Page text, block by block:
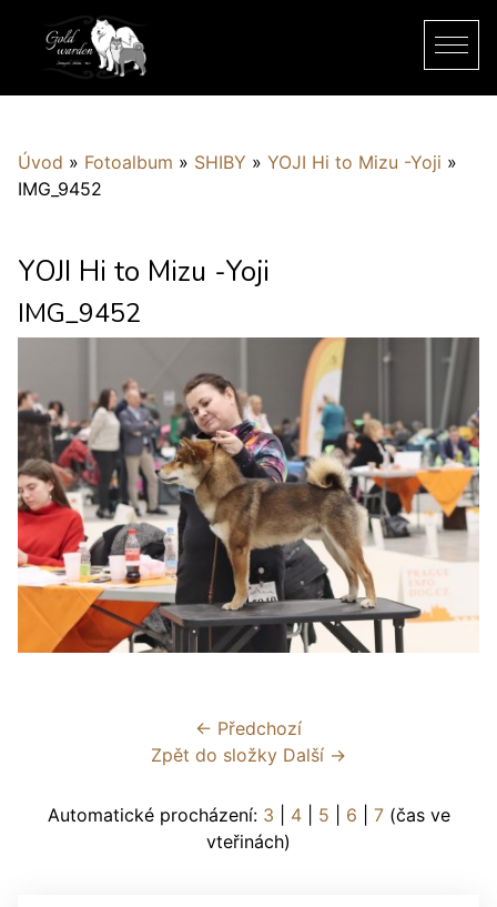
Úvod » Fotoalbum » SHIBY » YOJI Hi to Mizu -Yoji »
IMG_9452
YOJI Hi to Mizu -Yoji
IMG_9452
← Předchozí
Zpět do složky Další →
Automatické procházení: 3 4| 5 6 7(čas ve
vteřinách)